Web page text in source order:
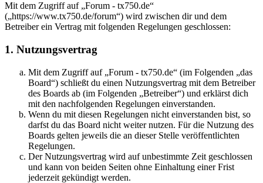
Mit dem Zugriff auf „Forum - tx750.de“
(„https://www.tx750.de/forum“) wird zwischen dir und dem
Betreiber ein Vertrag mit folgenden Regelungen geschlossen:
1. Nutzungsvertrag
Mit dem Zugriff auf „Forum - tx750.de“ (im Folgenden „das
Board“) schließt du einen Nutzungsvertrag mit dem Betreiber
des Boards ab (im Folgenden „Betreiber“) und erklärst dich
mit den nachfolgenden Regelungen einverstanden.
Wenn du mit diesen Regelungen nicht einverstanden bist, so
darfst du das Board nicht weiter nutzen. Für die Nutzung des
Boards gelten jeweils die an dieser Stelle veröffentlichten
Regelungen.
Der Nutzungsvertrag wird auf unbestimmte Zeit geschlossen
und kann von beiden Seiten ohne Einhaltung einer Frist
jederzeit gekündigt werden.